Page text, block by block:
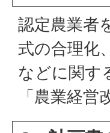
認定農業者
式の合理化
などに関す
「農業経